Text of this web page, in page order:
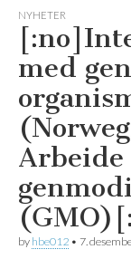
K2
NYHETER
med
Arbeide
by hbe012 • 7.